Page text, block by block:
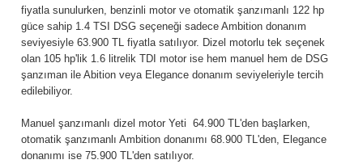
fiyatla sunulurken, benzinli motor ve otomatik şanzımanlı 122 hp
güce sahip 1.4 TSI DSG seçeneği sadece Ambition donanım
seviyesiyle 63.900 TL fiyatla satılıyor. Dizel motorlu tek seçenek
olan 105 hp'lik 1.6 litrelik TDI motor ise hem manuel hem de DSG
şanzıman ile Abition veya Elegance donanım seviyeleriyle tercih
edilebiliyor.
Manuel şanzımanlı dizel motor Yeti 64.900 TL'den başlarken,
otomatik şanzımanlı Ambition donanımı 68.900 TL'den, Elegance
donanımı ise 75.900 TL'den satılıyor.